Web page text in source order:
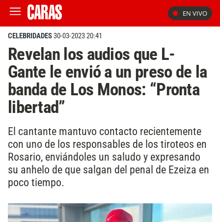
EN VIVO
CELEBRIDADES30-03-2023 20:41
Revelan los audios que L-
Gante le envió a un preso de la
banda de Los Monos: “Pronta
libertad”
El cantante mantuvo contacto recientemente
con uno de los responsables de los tiroteos en
Rosario, enviándoles un saludo y expresando
su anhelo de que salgan del penal de Ezeiza en
poco tiempo.